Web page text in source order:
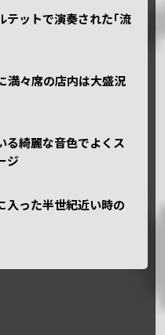
テットで演奏された｢流
満々席の店内は大盛況
る綺麗な音色でよくス
ジ
入った半世紀近い時の